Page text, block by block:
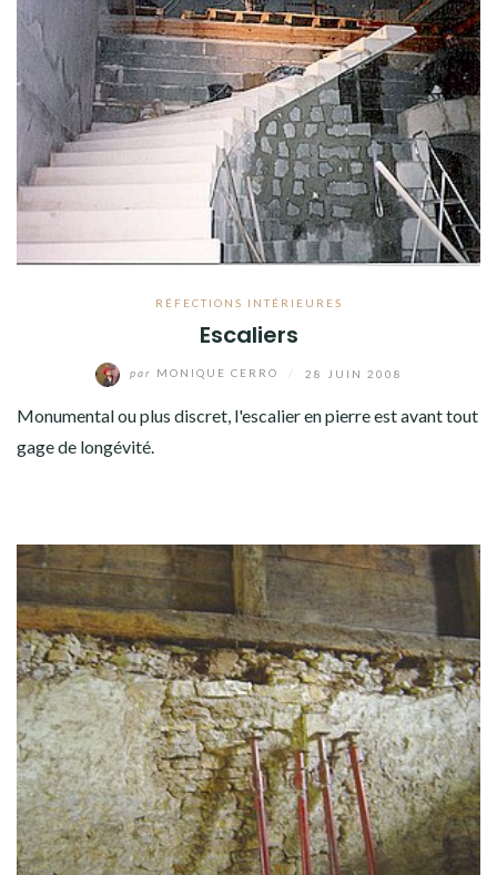
RÉFECTIONS INTÉRIEURES
Escaliers
par MONIQUE CERRO 28 JUIN 2008
Monumental ou plus discret, l'escalier en pierre est avant tout
gage de longévité.